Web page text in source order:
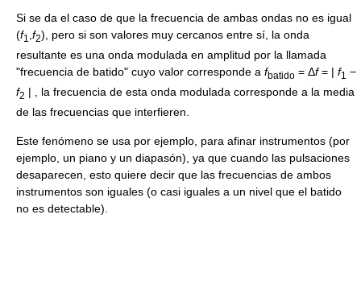
Si se da el caso de que la frecuencia de ambas ondas no es igual
(f1 ,f2), pero si son valores muy cercanos entre sí, la onda
resultante es una onda modulada en amplitud por la llamada
"frecuencia de batido" cuyo valor corresponde a fbatido = Δf= | f1
−
f2 | , la frecuencia de esta onda modulada corresponde a la media
de las frecuencias que interfieren.
Este fenómeno se usa por ejemplo, para afinar instrumentos (por
ejemplo, un piano y un diapasón), ya que cuando las pulsaciones
desaparecen, esto quiere decir que las frecuencias de ambos
instrumentos son iguales (o casi iguales a un nivel que el batido
no es detectable).